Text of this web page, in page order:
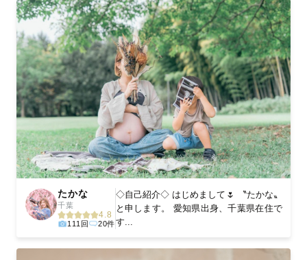
たかな
千葉
4.8
111回 20件
◇自己紹介◇ はじめまして🌷 〝たかな〟
と申します。 愛知県出身、千葉県在住で
す...